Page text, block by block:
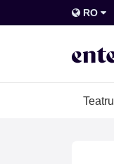
RO
Teatru